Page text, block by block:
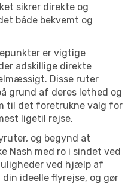
sikrer direkte og
både bekvemt og
er vigtige
adskillige direkte
Disse ruter
grund af deres lethed og
til det foretrukne valg for
ligetil rejse.
og begynd at
Nash med ro i sindet ved
ved hjælp af
ideelle flyrejse, og gør